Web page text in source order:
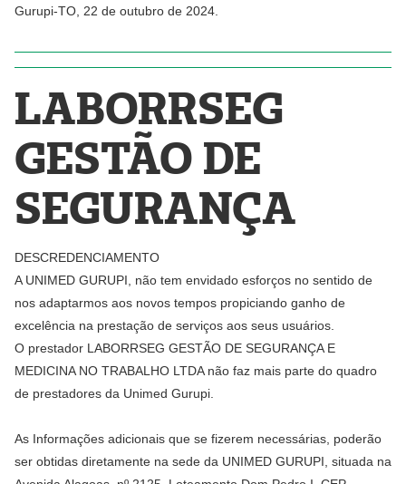
Gurupi-TO, 22 de outubro de 2024.
LABORRSEG
GESTÃO DE
SEGURANÇA
DESCREDENCIAMENTO
A UNIMED GURUPI, não tem envidado esforços no sentido de
nos adaptarmos aos novos tempos propiciando ganho de
excelência na prestação de serviços aos seus usuários.
O prestador LABORRSEG GESTÃO DE SEGURANÇA E
MEDICINA NO TRABALHO LTDA não faz mais parte do quadro
de prestadores da Unimed Gurupi.
As Informações adicionais que se fizerem necessárias, poderão
ser obtidas diretamente na sede da UNIMED GURUPI, situada na